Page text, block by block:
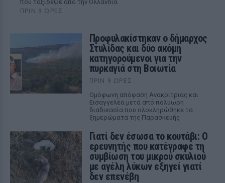
που ταξίδεψε από την Ολλανδία
ΠΡΙΝ 9 ΏΡΕΣ
Προφυλακίστηκαν ο δήμαρχος
Στυλίδας και δύο ακόμη
κατηγορούμενοι για την
πυρκαγιά στη Βοιωτία
ΠΡΙΝ 9 ΏΡΕΣ
Ομόφωνη απόφαση Ανακρίτριας και
Εισαγγελέα μετά από πολύωρη
διαδικασία που ολοκληρώθηκε τα
ξημερώματα της Παρασκευής
Γιατί δεν έσωσα το κουτάβι: Ο
ερευνητής που κατέγραφε τη
συμβίωση του μικρού σκυλιού
με αγέλη λύκων εξηγεί γιατί
δεν επενέβη